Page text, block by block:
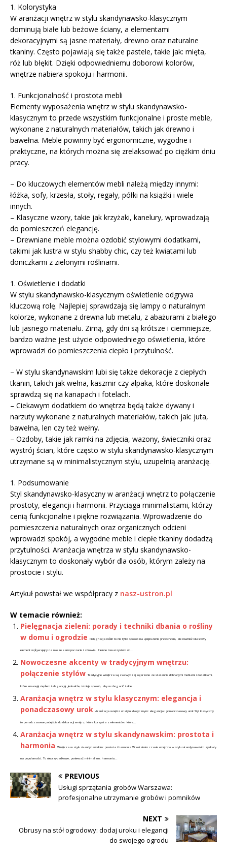
1. Kolorystyka
W aranżacji wnętrz w stylu skandynawsko-klasycznym
dominują białe lub beżowe ściany, a elementami
dekoracyjnymi są jasne materiały, drewno oraz naturalne
tkaniny. Często pojawiają się także pastele, takie jak: mięta,
róż lub błękit. Dzięki odpowiedniemu doborowi kolorów,
wnętrze nabiera spokoju i harmonii.
1. Funkcjonalność i prostota mebli
Elementy wyposażenia wnętrz w stylu skandynawsko-
klasycznym to przede wszystkim funkcjonalne i proste meble,
wykonane z naturalnych materiałów, takich jak drewno i
bawełna. Meble powinny być ergonomiczne, wygodne i
praktyczne, na których można się zrelaksować po ciężkim dniu
pracy.
– Do kluczowych elementów mebli należą między innymi:
łóżka, sofy, krzesła, stoły, regały, półki na książki i wiele
innych.
– Klasyczne wzory, takie jak krzyżaki, kanelury, wprowadzają
do pomieszczeń elegancję.
– Drewniane meble można ozdobić stylowymi dodatkami,
takimi jak lustra w stylu shabby chic, czy też kwiatami lub
doniczkami z zielonymi roślinami.
1. Oświetlenie i dodatki
W stylu skandynawsko-klasycznym oświetlenie odgrywa
kluczową rolę. Najlepiej sprawdzają się lampy o naturalnym
kolorze, wykonane z drewna lub metalu, z abażurami z białego
lub jasnego materiału. Zimą, gdy dni są krótsze i ciemniejsze,
bardzo ważne jest użycie odpowiedniego oświetlenia, które
wprowadzi do pomieszczenia ciepło i przytulność.
– W stylu skandynawskim lubi się także dekoracje z ciepłych
tkanin, takich jak wełna, kaszmir czy alpaka, które doskonale
sprawdzą się na kanapach i fotelach.
– Ciekawym dodatkiem do wnętrza będą także dywany i
narzuty wykonane z naturalnych materiałów, takich jak: juta,
bawełna, len czy też wełny.
– Ozdoby, takie jak ramki na zdjęcia, wazony, świeczniki oraz
wystrój ścian, które często w stylu skandynawsko-klasycznym
utrzymane są w minimalistycznym stylu, uzupełnią aranżację.
1. Podsumowanie
Styl skandynawsko-klasyczny w aranżacji wnętrz to połączenie
prostoty, elegancji i harmonii. Przyciąga minimalistami, którzy
cenią funkcjonalne i piękne rozwiązania. Wprowadzenie do
pomieszczenia naturalnych oraz organicznych odcieni
wprowadzi spokój, a wygodne meble i ciepłe tkaniny dodadzą
przytulności. Aranżacja wnętrza w stylu skandynawsko-
klasycznym to doskonały wybór dla osób, którym zależy na
prostocie i stylu.
Artykuł powstał we współpracy z nasz-ustron.pl
W temacie również:
Pielęgnacja zieleni: porady i techniki dbania o rośliny
w domu i ogrodzie
Pielęgnacja roślin to nie tylko sposób na upiększenie przestrzeni, ale również kluczowy
element wpływający na nasze samopoczucie i zdrowie. Zielone towarzystwo w...
Nowoczesne akcenty w tradycyjnym wnętrzu:
połączenie stylów Tradycyjne wnętrza są zazwyczaj kojarzone ze starannie dobranymi meblami i dodatkami,
które emanują ciepłem i elegancją. Jednakże, istnieje sposób, aby wzbogacić takie...
Aranżacja wnętrz w stylu klasycznym: elegancja i
ponadczasowy urok
Aranżacja wnętrz w stylu klasycznym: elegancja i ponadczasowy urok Styl klasyczny
to ponadczasowe podejście do dekoracji wnętrz, które korzysta z elementów, które...
Aranżacja wnętrz w stylu skandynawskim: prostota i
harmonia
Wnętrza w stylu skandynawskim: prostota i harmonia W ostatnim czasie wnętrza w stylu skandynawskim zyskały
na popularności. To nieprzypadkowe, ponieważ minimalizm, harmonia...
PREVIOUS
Usługi sprzątania grobów Warszawa:
profesjonalne utrzymanie grobów i pomników
NEXT
Obrusy na stół ogrodowy: dodaj uroku i elegancji
do swojego ogrodu